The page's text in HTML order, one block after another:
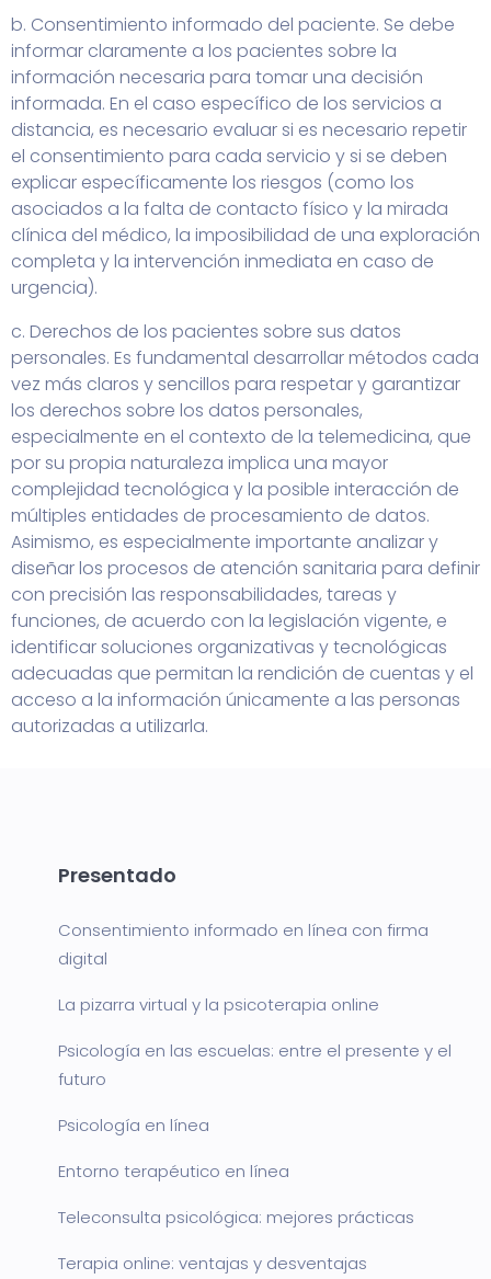
b. Consentimiento informado del paciente. Se debe
informar claramente a los pacientes sobre la
información necesaria para tomar una decisión
informada. En el caso específico de los servicios a
distancia, es necesario evaluar si es necesario repetir
el consentimiento para cada servicio y si se deben
explicar específicamente los riesgos (como los
asociados a la falta de contacto físico y la mirada
clínica del médico, la imposibilidad de una exploración
completa y la intervención inmediata en caso de
urgencia).
c. Derechos de los pacientes sobre sus datos
personales. Es fundamental desarrollar métodos cada
vez más claros y sencillos para respetar y garantizar
los derechos sobre los datos personales,
especialmente en el contexto de la telemedicina, que
por su propia naturaleza implica una mayor
complejidad tecnológica y la posible interacción de
múltiples entidades de procesamiento de datos.
Asimismo, es especialmente importante analizar y
diseñar los procesos de atención sanitaria para definir
con precisión las responsabilidades, tareas y
funciones, de acuerdo con la legislación vigente, e
identificar soluciones organizativas y tecnológicas
adecuadas que permitan la rendición de cuentas y el
acceso a la información únicamente a las personas
autorizadas a utilizarla.
Presentado
Consentimiento informado en línea con firma
digital
La pizarra virtual y la psicoterapia online
Psicología en las escuelas: entre el presente y el
futuro
Psicología en línea
Entorno terapéutico en línea
Teleconsulta psicológica: mejores prácticas
Terapia online: ventajas y desventajas